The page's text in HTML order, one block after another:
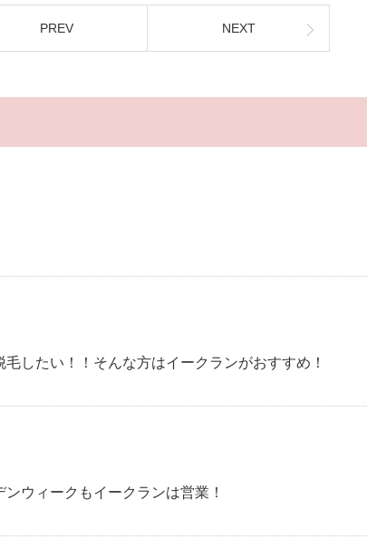
PREV NEXT
たい！！そんな方はイークランがおすすめ！
ィークもイークランは営業！